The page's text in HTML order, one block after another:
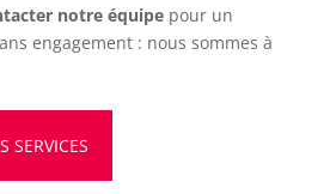
notre équipepour un
engagement : nous sommes à
SERVICES